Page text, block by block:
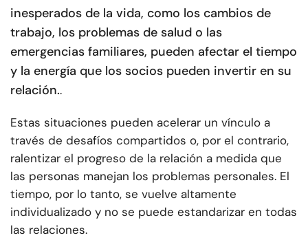
inesperados de la vida, como los cambios de
trabajo, los problemas de salud o las
emergencias familiares, pueden afectar el tiempo
y la energía que los socios pueden invertir en su
relación..
Estas situaciones pueden acelerar un vínculo a
través de desafíos compartidos o, por el contrario,
ralentizar el progreso de la relación a medida que
las personas manejan los problemas personales. El
tiempo, por lo tanto, se vuelve altamente
individualizado y no se puede estandarizar en todas
las relaciones.